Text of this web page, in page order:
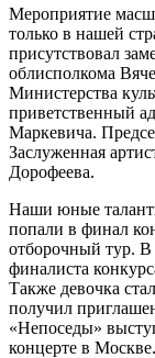
Мероприятие
только в нашей
присутствовал
облисполкома
Министерства
приветственный
Маркевича.
Заслуженная
Дорофеева.
Наши юные
попали в финал
отборочный тур. В
финалиста
Также девочка
получил
«Непоседы»
концерте в Москве.